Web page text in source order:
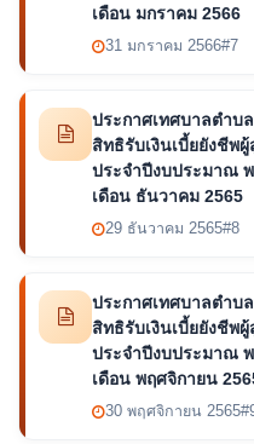
เดือน มกราคม 2566
31 มกราคม 2566#7
ประกาศเทศบาลตำบ
สิทธิรับเงินเบี้ยยังชีพ
ประจำปีงบประมาณ
เดือน ธันวาคม 2565
29 ธันวาคม 2565#8
ประกาศเทศบาลตำบ
สิทธิรับเงินเบี้ยยังชีพ
ประจำปีงบประมาณ
เดือน พฤศจิกายน
30 พฤศจิกายน 2565